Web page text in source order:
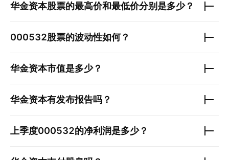
华金资本股票的最高价和最低价分别是多少？
000532股票的波动性如何？
华金资本市值是多少？
华金资本有发布报告吗？
上季度000532的净利润是多少？